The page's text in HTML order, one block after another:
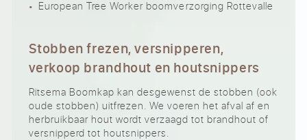
European Tree Worker boomverzorging Rottevalle
Stobben frezen, versnipperen,
verkoop brandhout en houtsnippers
Ritsema Boomkap kan desgewenst de stobben (ook
oude stobben) uitfrezen. We voeren het afval af en
herbruikbaar hout wordt verzaagd tot brandhout of
versnipperd tot houtsnippers.